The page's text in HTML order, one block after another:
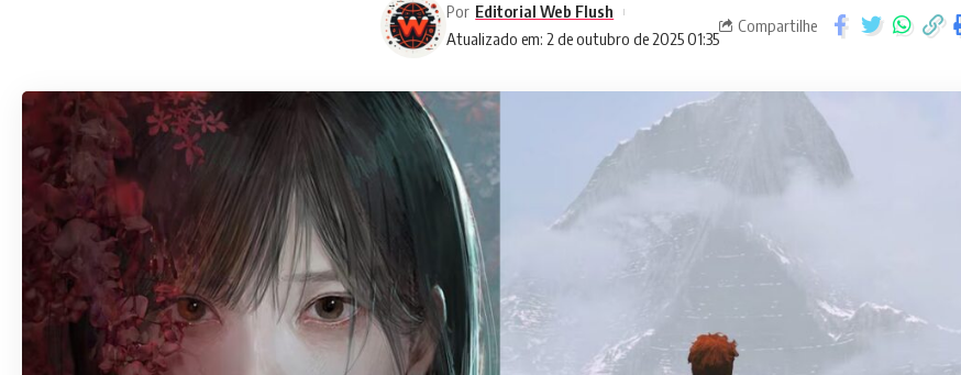
Atualizado em: 2 de outubro de 2025 01:35
Por Editorial Web Flush
Compartilhe